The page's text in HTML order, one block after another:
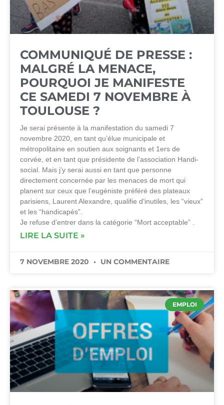
COMMUNIQUÉ DE PRESSE :
MALGRÉ LA MENACE,
POURQUOI JE MANIFESTE
CE SAMEDI 7 NOVEMBRE À
TOULOUSE ?
Je serai présente à la manifestation du samedi 7
novembre 2020, en tant qu’élue municipale et
métropolitaine en soutien aux soignants et 1ers de
corvée, et en tant que présidente de l’association Handi-
social. Mais j’y serai aussi en tant que personne
directement concernée par les menaces de mort qui
planent sur ceux que l’eugéniste préféré des plateaux
parisiens, Laurent Alexandre, qualifie d’inutiles, les “vieux”
et les “handicapés”.
Je refuse d’entrer dans la catégorie “Mort acceptable” .
LIRE LA SUITE »
7 NOVEMBRE 2020 UN COMMENTAIRE
EMPLOI